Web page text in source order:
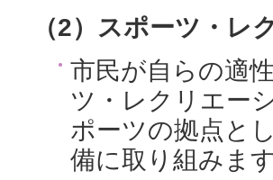
（2）スポーツ・レ
市民が自らの適
ツ・レクリエー
ポーツの拠点と
備に取り組みます